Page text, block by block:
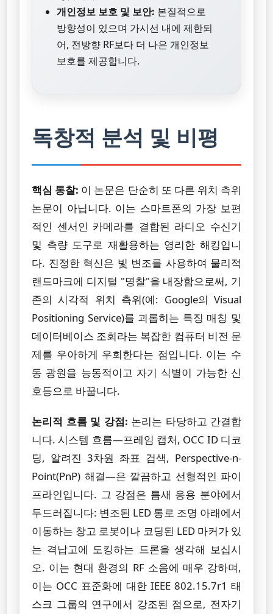
개인정보 보호 및 보안: 본질적으로
방향성이 있으며 가시선 내에 제한되
어, 전방향 RF보다 더 나은 개인정보
보호를 제공합니다.
독창적 분석 및 비평
핵심 통찰: 이 논문은 단순히 또 다른 위치 측위
논문이 아닙니다. 이는 스마트폰의 가장 보편
적인 센서인 카메라를 결합된 라디오 수신기
및 측량 도구로 재활용하는 영리한 해킹입니
다. 진정한 혁신은 빛 변조를 사용하여 물리적
랜드마크에 디지털 "명찰"을 내장함으로써, 기
존의 시각적 위치 측위(예: Google의 Visual
Positioning Service)를 괴롭히는 특징 매칭 및
데이터베이스 조회라는 복잡한 컴퓨터 비전 문
제를 우아하게 우회한다는 점입니다. 이는 수
동 광원을 능동적이고 자기 식별이 가능한 신
호등으로 바꿉니다.
논리적 흐름 및 강점: 논리는 타당하고 간결합
니다. 시스템 흐름—프레임 캡처, OCC ID 디코
딩, 알려진 3차원 좌표 검색, Perspective-n-
Point(PnP) 해결—은 깔끔하고 선형적인 파이
프라인입니다. 그 강점은 틈새 응용 분야에서
두드러집니다: 변조된 LED 통로 조명 아래에서
이동하는 창고 로봇이나 코딩된 LED 마커가 있
는 격납고에 도킹하는 드론을 생각해 보십시
오. 이는 현대 환경의 RF 소음에 매우 강하며,
이는 OCC 표준화에 대한 IEEE 802.15.7r1 태
스크 그룹의 연구에서 강조된 점으로, 전자기